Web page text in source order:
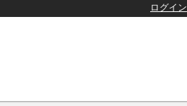
ログイン